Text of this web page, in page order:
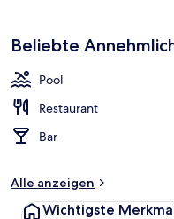
Beliebte
Pool
Restaurant
Bar
Alle anzeigen
Wichtigste